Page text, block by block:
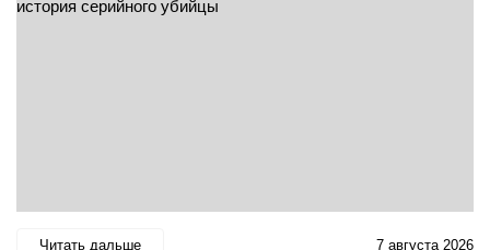
Читать дальше 7 августа 2026